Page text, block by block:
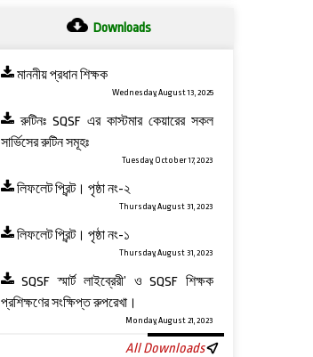
Downloads
মাননীয় প্রধান শিক্ষক
Wednesday, August 13, 2025
রুটিনঃ SQSF এর কাস্টমার কেয়ারের সকল
সার্ভিসের রুটিন সমূহঃ
Tuesday, October 17, 2023
লিফলেট প্রিন্ট। পৃষ্ঠা নং-২
Thursday, August 31, 2023
লিফলেট প্রিন্ট। পৃষ্ঠা নং-১
Thursday, August 31, 2023
SQSF স্মার্ট লাইব্রেরী’ ও ‍SQSF শিক্ষক
প্রশিক্ষণের সংক্ষিপ্ত রুপরেখা।
Monday, August 21, 2023
All Downloads